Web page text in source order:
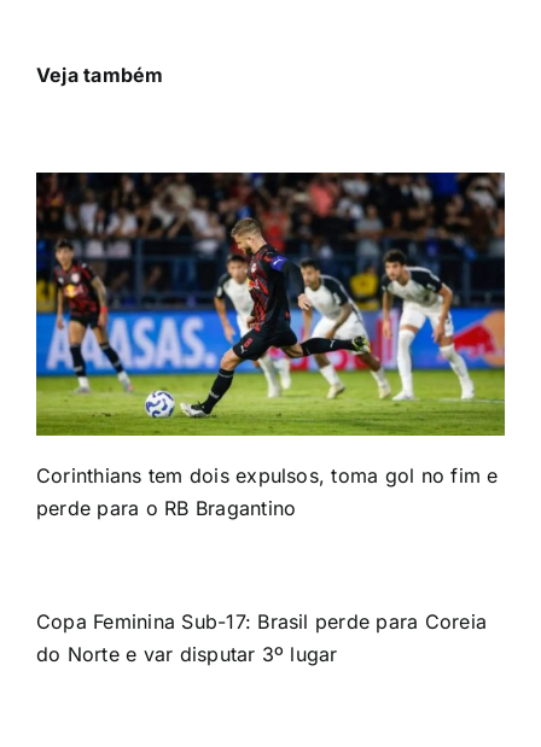
Veja também
Corinthians tem dois expulsos, toma gol no fim e
perde para o RB Bragantino
Copa Feminina Sub-17: Brasil perde para Coreia
do Norte e var disputar 3º lugar